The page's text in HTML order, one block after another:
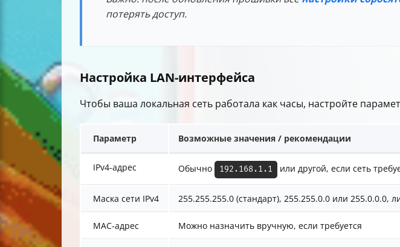
потерять доступ.
Настройка LAN-интерфейса
Чтобы ваша локальная сеть работала как часы, настройте
Параметр Возможные значения / рекомендации
IPv4-адрес Обычно 192.168.1.1 или другой, если сеть
Маска сети IPv4 255.255.255.0 (стандарт), 255.255.0.0 или 255.0.0.0,
MAC-адрес Можно назначить вручную, если требуется